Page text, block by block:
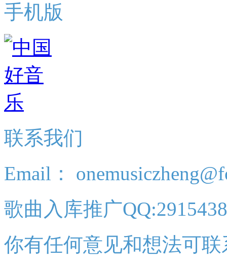
手机版
联系我们
Email：
歌曲入库推广
你有任何意见和想法可